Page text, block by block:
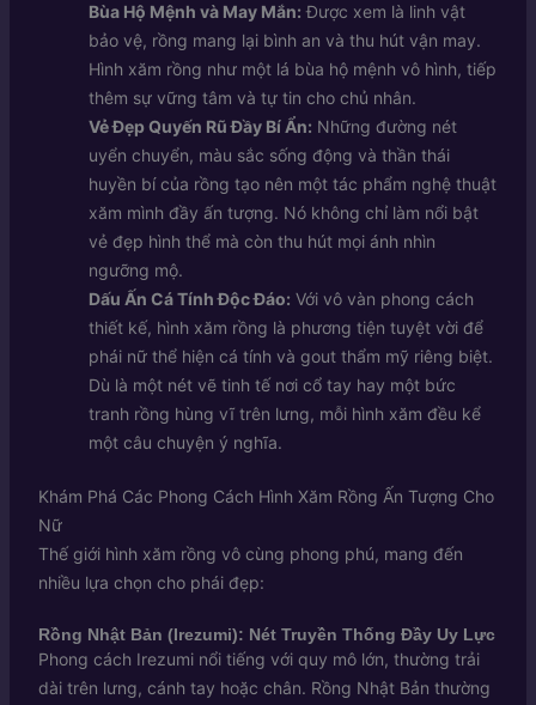
Bùa Hộ Mệnh và May Mắn: Được xem là linh vật
bảo vệ, rồng mang lại bình an và thu hút vận may.
Hình xăm rồng như một lá bùa hộ mệnh vô hình, tiếp
thêm sự vững tâm và tự tin cho chủ nhân.
Vẻ Đẹp Quyến Rũ Đầy Bí Ẩn: Những đường nét
uyển chuyển, màu sắc sống động và thần thái
huyền bí của rồng tạo nên một tác phẩm nghệ thuật
xăm mình đầy ấn tượng. Nó không chỉ làm nổi bật
vẻ đẹp hình thể mà còn thu hút mọi ánh nhìn
ngưỡng mộ.
Dấu Ấn Cá Tính Độc Đáo: Với vô vàn phong cách
thiết kế, hình xăm rồng là phương tiện tuyệt vời để
phái nữ thể hiện cá tính và gout thẩm mỹ riêng biệt.
Dù là một nét vẽ tinh tế nơi cổ tay hay một bức
tranh rồng hùng vĩ trên lưng, mỗi hình xăm đều kể
một câu chuyện ý nghĩa.
Khám Phá Các Phong Cách Hình Xăm Rồng Ấn Tượng Cho
Nữ
Thế giới hình xăm rồng vô cùng phong phú, mang đến
nhiều lựa chọn cho phái đẹp:
Rồng Nhật Bản (Irezumi): Nét Truyền Thống Đầy Uy Lực
Phong cách Irezumi nổi tiếng với quy mô lớn, thường trải
dài trên lưng, cánh tay hoặc chân. Rồng Nhật Bản thường